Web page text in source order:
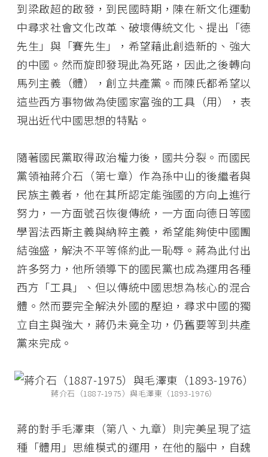
到梁啟超的啟發，到民國時期，陳在新文化運動
中尋求社會文化改革、破壞傳統文化、提出「德
先生」與「賽先生」，希望藉此創造新的、強大
的中國。然而旋即發現此為死路，因此之後轉向
馬列主義（體），創立共產黨。而陳氏都希望以
這些西方事物做為使國家富強的工具（用），表
現出近代中國思想的特點。
隨著國民黨取得政治權力後，國共分裂。而國民
黨領袖蔣介石（第七章）作為孫中山的後繼者與
民族主義者，他在其所認定能強國的方向上進行
努力，一方面號召恢復傳統，一方面向德日等國
學習法西斯主義與納粹主義，希望能夠使中國團
結強盛，解決不平等條約此一恥辱。蔣為此付出
許多努力，他所領導下的國民黨也成為運用各種
西方「工具」、但以傳統中國思想為核心的混合
體。然而要完全解決外國的壓迫，尋求中國的獨
立自主與強大，蔣仍未竟全功，仍舊要等到共產
黨來完成。
蔣介石（1887-1975）與毛澤東（1893-1976）
蔣的對手毛澤東（第八、九章）則完美呈現了這
種「體用」思維模式的運用，在他的腦中，自魏